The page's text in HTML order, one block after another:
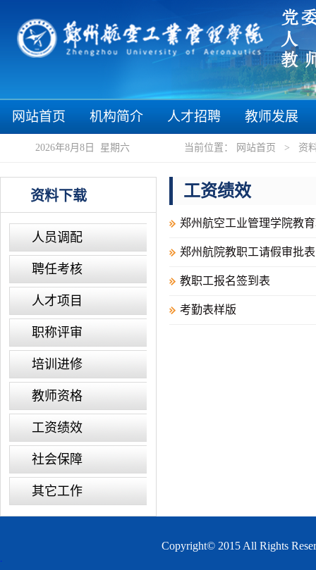
“
网站首页 机构简介 人才招聘 教师发展
2026年8月8日 星期六 当前位置： 网站首页 > 资
资料下载
人员调配
聘任考核
人才项目
职称评审
培训进修
教师资格
工资绩效
社会保障
其它工作
工资绩效
郑州航空工业管理学院教
郑州航院教职工请假审批表
教职工报名签到表
考勤表样版
Copyright© 2015 All Rights
.